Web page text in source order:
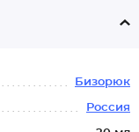
Бизорюк
Россия